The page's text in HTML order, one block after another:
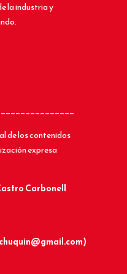
la industria y
de los contenidos
expresa
Carbonell